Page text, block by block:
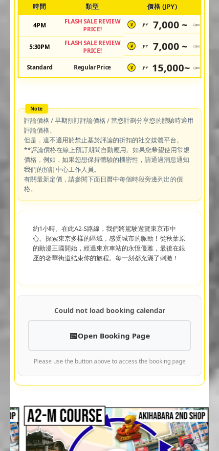
時間 類型 價格 (JPY)
4PM
FLASH SALE REVIEW
PRICE!
¥ JPY 7,000 ~ /pax
5:30PM
FLASH SALE REVIEW
PRICE!
¥ JPY 7,000 ~ /pax
Standard Regular Price ¥ JPY 15,000~ /pax
評論價格 / 早期預訂評論價格 / 當您計劃分享您的體驗時適用
評論價格。
但是，這不適用於禁止基於評論的折扣的社交媒體平台。
**評論價格在線上預訂期間自動應用。如果您希望使用常規
價格，例如，如果您想保持體驗的機密性，請通過消息通知
我們的預訂中心工作人員。
有關最新定價，請參閱下面日曆中每個時段旁邊列出的價
格。
約1小時。在此A2-S路線，我們將駕駛遊覽東京市中
心。探索東京多樣的區域，感受城市的脈動！從秋葉原
的動漫王國開始，經過東京車站的永恆優雅，最後在銀
座的奢華街道結束你的旅程。每一刻都充滿了刺激！
Could not load booking calendar
Open Booking Page
Please use the button above to access the booking page